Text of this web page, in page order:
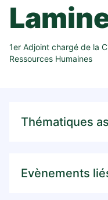
1er Adjoint chargé de la
Ressources Humaines
Thématiques
Evènements